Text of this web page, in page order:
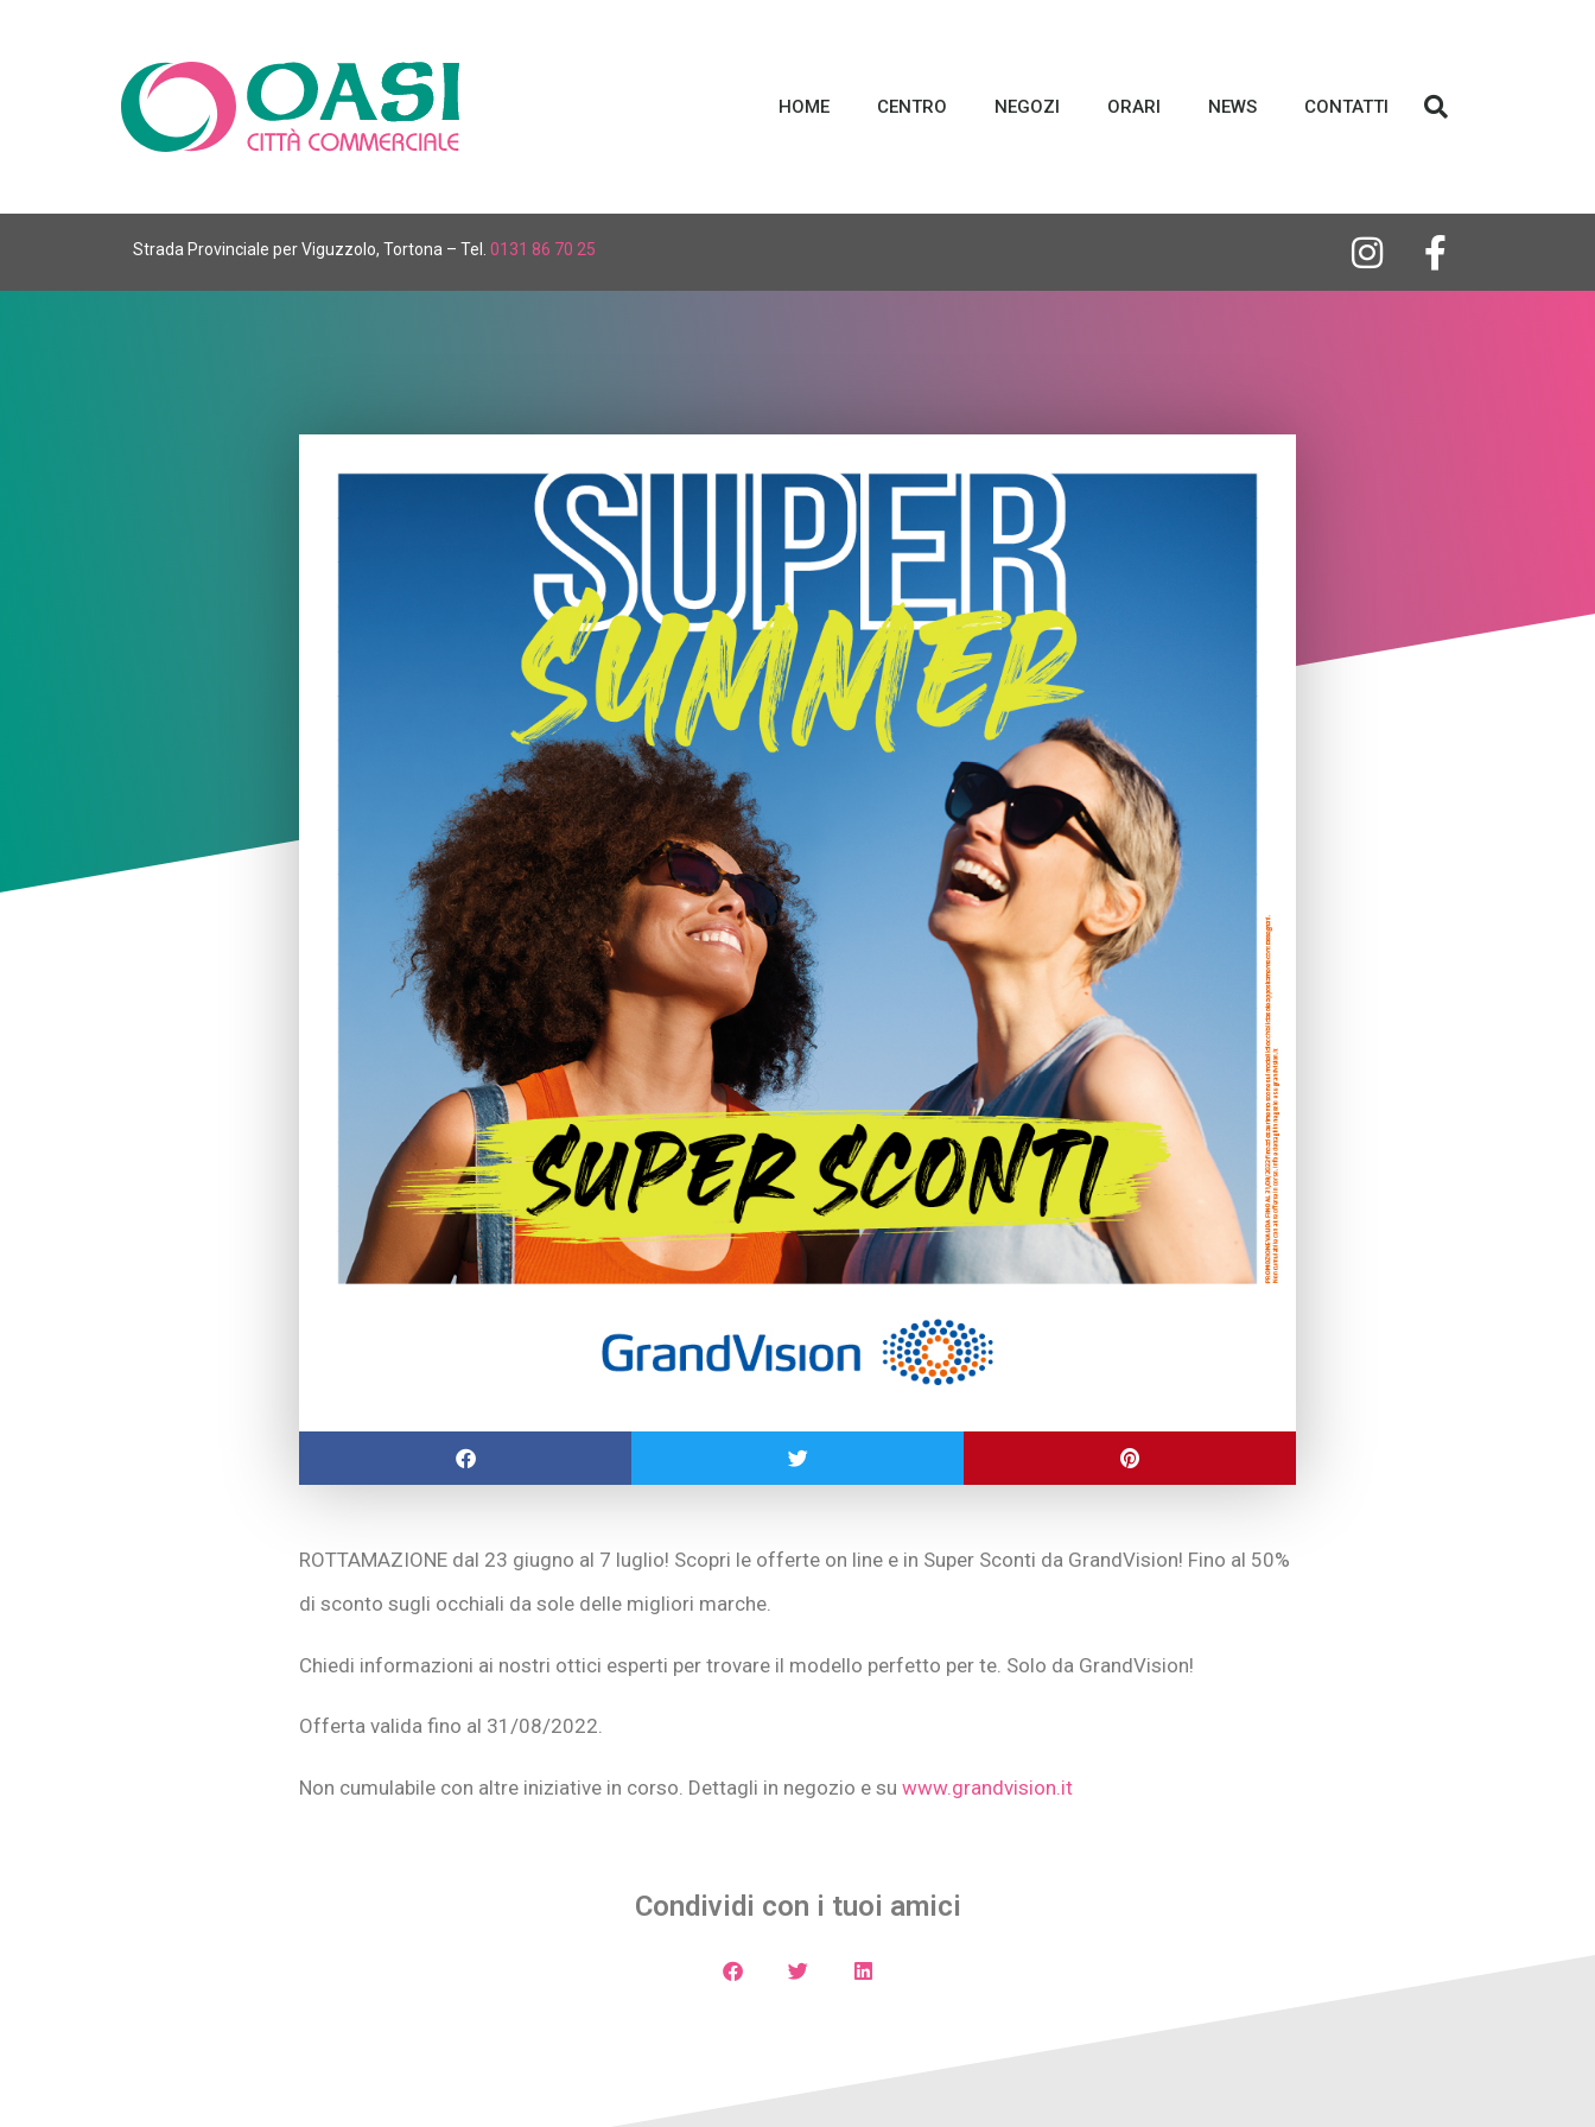
HOME CENTRO NEGOZI ORARI NEWS CONTATTI
Strada Provinciale per Viguzzolo, Tortona – Tel. 0131 86 70 25
ROTTAMAZIONE dal 23 giugno al 7 luglio! Scopri le offerte on line e in Super Sconti da GrandVision! Fino al 50%
di sconto sugli occhiali da sole delle migliori marche.
Chiedi informazioni ai nostri ottici esperti per trovare il modello perfetto per te. Solo da GrandVision!
Offerta valida fino al 31/08/2022.
Non cumulabile con altre iniziative in corso. Dettagli in negozio e su www.grandvision.it
Condividi con i tuoi amici